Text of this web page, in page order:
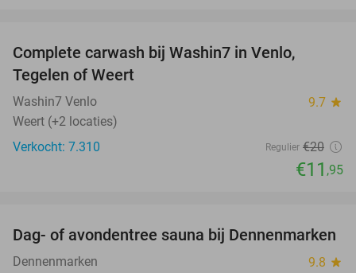
Complete carwash bij Washin7 in Venlo,
Tegelen of Weert
Washin7 Venlo 9.7 star
Weert (+2 locaties)
Verkocht: 7.310
Regulier €20
€11 ,95
26%
Dag- of avondentree sauna bij Dennenmarken
Dennenmarken 9.8 star